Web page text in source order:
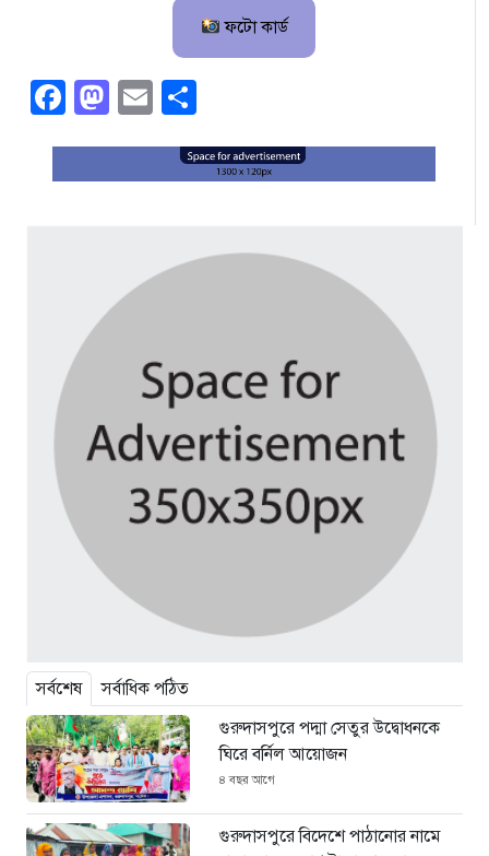
ফটো কার্ড
Facebook
Mastodon
Email
সর্বশেষ
সর্বাধিক পঠিত
গুরুদাসপুরে পদ্মা সেতুর উদ্বোধনকে
ঘিরে বর্নিল আয়োজন
৪ বছর আগে
গুরুদাসপুরে বিদেশে পাঠানোর নামে